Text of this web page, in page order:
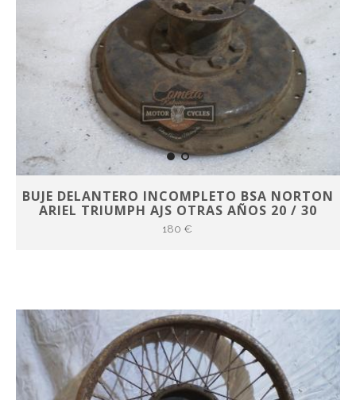
BUJE DELANTERO INCOMPLETO BSA NORTON
ARIEL TRIUMPH AJS OTRAS AÑOS 20 / 30
180 €